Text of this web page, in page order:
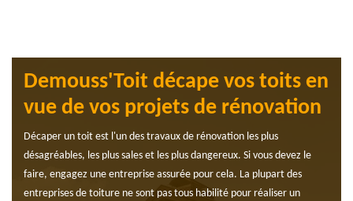
Demouss'Toit décape vos toits en
vue de vos projets de rénovation
Décaper un toit est l'un des travaux de rénovation les plus
désagréables, les plus sales et les plus dangereux. Si vous devez le
faire, engagez une entreprise assurée pour cela. La plupart des
entreprises de toiture ne sont pas tous habilité pour réaliser un